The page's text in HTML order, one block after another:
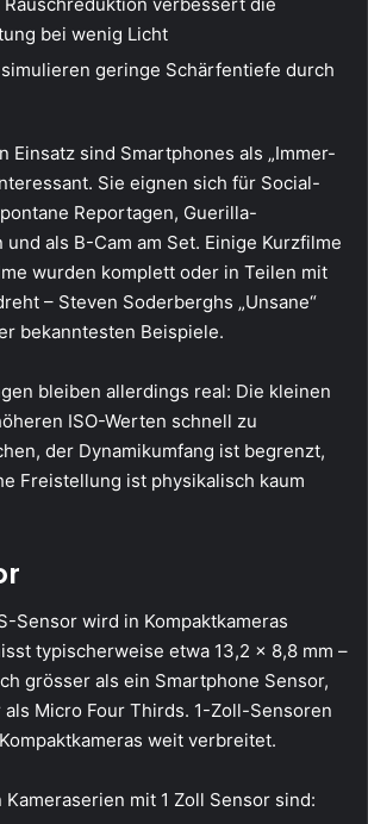
bei wenig Licht
geringe Schärfentiefe durch
Einsatz sind Smartphones als „Immer-
Sie eignen sich für Social-
Reportagen, Guerilla-
als B-Cam am Set. Einige Kurzfilme
wurden komplett oder in Teilen mit
– Steven Soderberghs „Unsane“
bekanntesten Beispiele.
bleiben allerdings real: Die kleinen
ISO-Werten schnell zu
der Dynamikumfang ist begrenzt,
Freistellung ist physikalisch kaum
Sensor wird in Kompaktkameras
typischerweise etwa 13,2 × 8,8 mm –
grösser als ein Smartphone Sensor,
Micro Four Thirds. 1-Zoll-Sensoren
weit verbreitet.
mit 1 Zoll Sensor sind: